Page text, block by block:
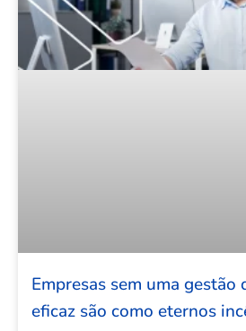
Empresas sem uma gestão
eficaz são como eternos